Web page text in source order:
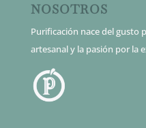
NOSOTROS
Purificación nace del gusto
artesanal y la pasión por la